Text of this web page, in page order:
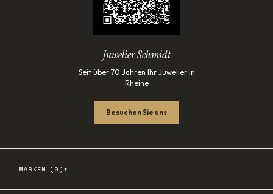
Juwelier Schmidt
Seit über 70 Jahren Ihr Juwelier in
Rheine
Besuchen Sie uns
MARKEN ( 0 ) ▾